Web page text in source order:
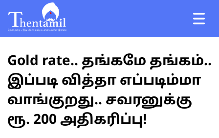
Gold rate.. தங்கமே தங்கம்..
இப்படி வித்தா எப்படிம்மா
வாங்குறது.. சவரனுக்கு
ரூ. 200 அதிகரிப்பு!